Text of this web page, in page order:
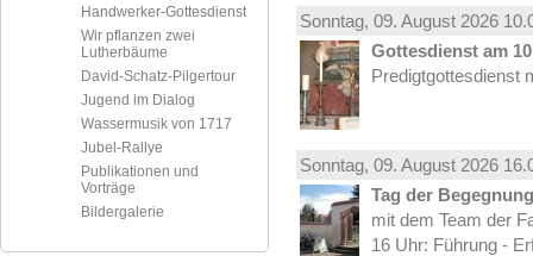
Handwerker-Gottesdienst
Wir pflanzen zwei
Lutherbäume
David-Schatz-Pilgertour
Jugend im Dialog
Wassermusik von 1717
Jubel-Rallye
Publikationen und
Vorträge
Bildergalerie
Sonntag, 09. August 2026
Gottesdienst am
Predigtgottesdienst
Sonntag, 09. August 2026
Tag der
mit dem Team der
16 Uhr: Führung -